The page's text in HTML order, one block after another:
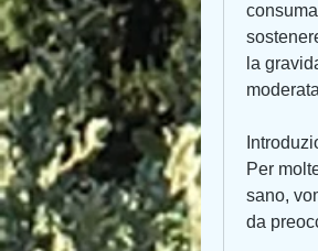
la
Per
sano,
da